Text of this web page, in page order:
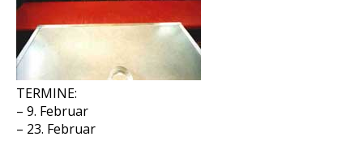
TERMINE:
– 9. Februar
– 23. Februar